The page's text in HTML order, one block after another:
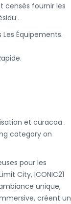
censés fournir les
.
Les Équipements.
et curacoa .
category on
pour les
City, ICONIC21
unique,
créent un